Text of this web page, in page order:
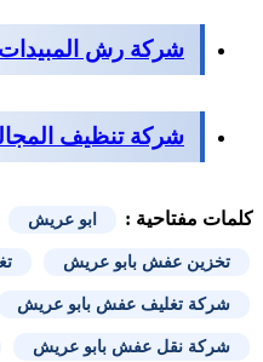
شركة رش
شركة تنظيف
كلمات مفتاحية : ابو عريش
تخزين عفش بابو عريش
شركة تغليف عفش بابو عريش
شركة نقل عفش بابو عريش